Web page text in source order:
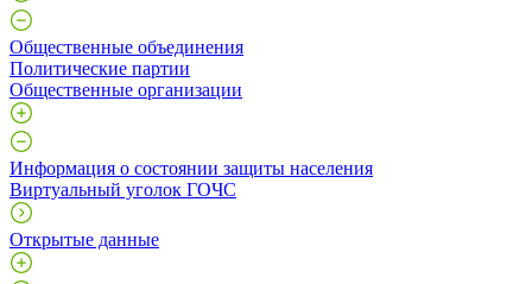
Общественные объединения
Политические партии
Общественные организации
Информация о состоянии защиты населения
Виртуальный уголок ГОЧС
Открытые данные